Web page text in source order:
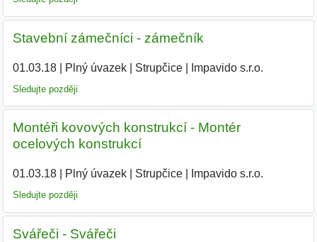
Stavební zámečníci - zámečník
01.03.18| Plný úvazek| Strupčice| Impavido s.r.o.
Sledujte později
Montéři kovových konstrukcí - Montér
ocelových konstrukcí
01.03.18| Plný úvazek| Strupčice| Impavido s.r.o.
Sledujte později
Svářeči - Svářeči